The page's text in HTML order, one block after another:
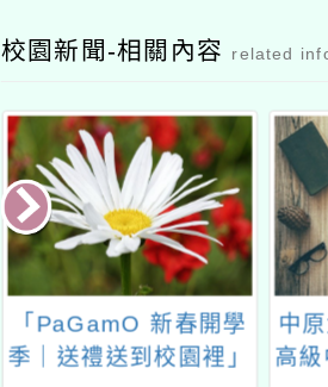
校園新聞-相關內容 related
「PaGamO 新春開學
季｜送禮送到校園裡」
中
高